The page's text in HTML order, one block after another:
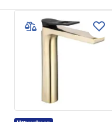
Kleur
Type uitloop
Uitloopbereik
Coatingtechnologie
Montagehandleiding
Faucet.pdf
manual